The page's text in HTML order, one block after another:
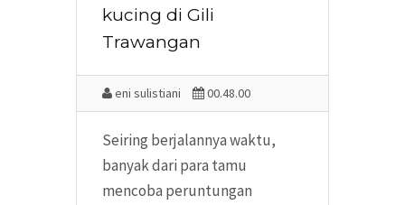
kucing di Gili
Trawangan
eni sulistiani 00.48.00
Seiring berjalannya waktu,
banyak dari para tamu
mencoba peruntungan